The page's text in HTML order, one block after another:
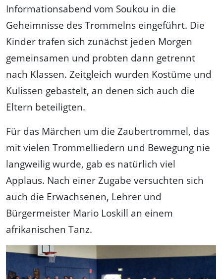
Informationsabend vom Soukou in die
Geheimnisse des Trommelns eingeführt. Die
Kinder trafen sich zunächst jeden Morgen
gemeinsamen und probten dann getrennt
nach Klassen. Zeitgleich wurden Kostüme und
Kulissen gebastelt, an denen sich auch die
Eltern beteiligten.
Für das Märchen um die Zaubertrommel, das
mit vielen Trommelliedern und Bewegung nie
langweilig wurde, gab es natürlich viel
Applaus. Nach einer Zugabe versuchten sich
auch die Erwachsenen, Lehrer und
Bürgermeister Mario Loskill an einem
afrikanischen Tanz.